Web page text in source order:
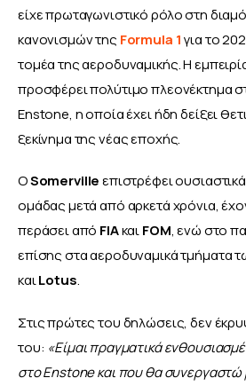
είχε πρωταγωνιστικό ρόλο στη
κανονισμών της Formula 1 για το
τομέα της αεροδυναμικής. Η
προσφέρει πολύτιμο πλεονέκτημα
Enstone, η οποία έχει ήδη δείξει
ξεκίνημα της νέας εποχής.
Ο Somerville επιστρέφει
ομάδας μετά από αρκετά χρόνια,
περάσει από FIA και FOM, ενώ στο
επίσης στα αεροδυναμικά τμήματα
και Lotus.
Στις πρώτες του δηλώσεις, δεν
του: «Είμαι πραγματικά
στο Enstone και που θα